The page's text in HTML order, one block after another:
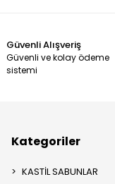
Güvenli Alışveriş
Güvenli ve kolay ödeme
sistemi
Kategoriler
KASTİL SABUNLAR